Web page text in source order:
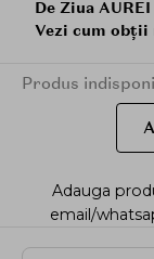
De Ziua AUREI
Vezi cum obții
Produs
Adauga
email/